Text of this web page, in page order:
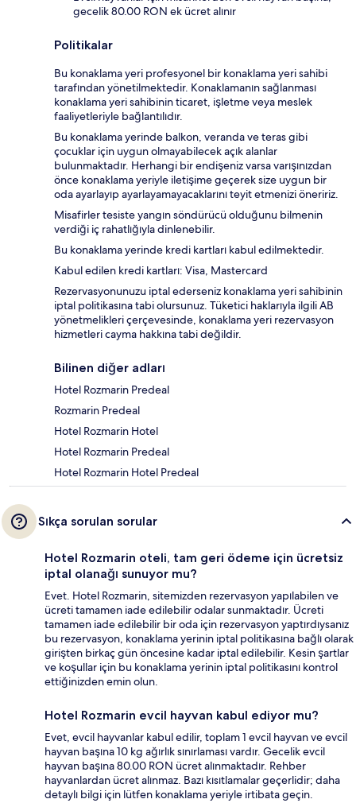
gecelik 80.00 RON ek ücret alınır
Politikalar
Bu konaklama yeri profesyonel bir konaklama yeri sahibi
tarafından yönetilmektedir. Konaklamanın sağlanması
konaklama yeri sahibinin ticaret, işletme veya meslek
faaliyetleriyle bağlantılıdır.
Bu konaklama yerinde balkon, veranda ve teras gibi
çocuklar için uygun olmayabilecek açık alanlar
bulunmaktadır. Herhangi bir endişeniz varsa varışınızdan
önce konaklama yeriyle iletişime geçerek size uygun bir
oda ayarlayıp ayarlayamayacaklarını teyit etmenizi öneririz.
Misafirler tesiste yangın söndürücü olduğunu bilmenin
verdiği iç rahatlığıyla dinlenebilir.
Bu konaklama yerinde kredi kartları kabul edilmektedir.
Kabul edilen kredi kartları: Visa, Mastercard
Rezervasyonunuzu iptal ederseniz konaklama yeri sahibinin
iptal politikasına tabi olursunuz. Tüketici haklarıyla ilgili AB
yönetmelikleri çerçevesinde, konaklama yeri rezervasyon
hizmetleri cayma hakkına tabi değildir.
Bilinen diğer adları
Hotel Rozmarin Predeal
Rozmarin Predeal
Hotel Rozmarin Hotel
Hotel Rozmarin Predeal
Hotel Rozmarin Hotel Predeal
Sıkça sorulan sorular
Hotel Rozmarin oteli, tam geri ödeme için ücretsiz
iptal olanağı sunuyor mu?
Evet. Hotel Rozmarin, sitemizden rezervasyon yapılabilen ve
ücreti tamamen iade edilebilir odalar sunmaktadır. Ücreti
tamamen iade edilebilir bir oda için rezervasyon yaptırdıysanız
bu rezervasyon, konaklama yerinin iptal politikasına bağlı olarak
girişten birkaç gün öncesine kadar iptal edilebilir. Kesin şartlar
ve koşullar için bu konaklama yerinin iptal politikasını kontrol
ettiğinizden emin olun.
Hotel Rozmarin evcil hayvan kabul ediyor mu?
Evet, evcil hayvanlar kabul edilir, toplam 1 evcil hayvan ve evcil
hayvan başına 10 kg ağırlık sınırlaması vardır. Gecelik evcil
hayvan başına 80.00 RON ücret alınmaktadır. Rehber
hayvanlardan ücret alınmaz. Bazı kısıtlamalar geçerlidir; daha
detaylı bilgi için lütfen konaklama yeriyle irtibata geçin.